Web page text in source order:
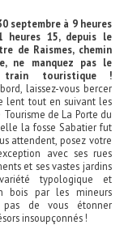
septembre à 9 heures
heures 15, depuis le
de Raismes, chemin
ne manquez pas le
touristique !
laissez-vous bercer
lent tout en suivant les
de La Porte du
la fosse Sabatier fut
attendent, posez votre
avec ses rues
et ses vastes jardins
typologique et
bois par les mineurs
pas de vous étonner
insoupçonnés !